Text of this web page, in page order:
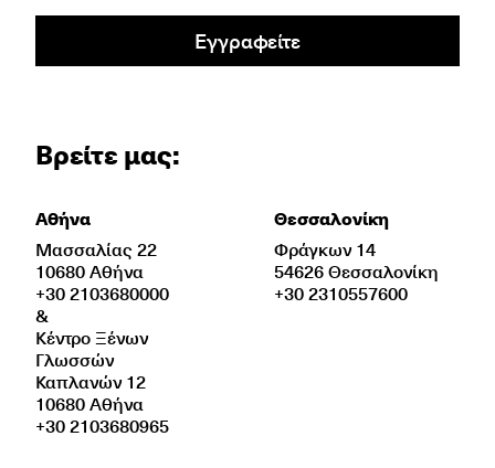
Εγγραφείτε
Βρείτε μας:
Αθήνα
Μασσαλίας 22
10680 Αθήνα
+30 2103680000
&
Κέντρο Ξένων
Γλωσσών
Καπλανών 12
10680 Αθήνα
+30 2103680965
Θεσσαλονίκη
Φράγκων 14
54626 Θεσσαλονίκη
+30 2310557600